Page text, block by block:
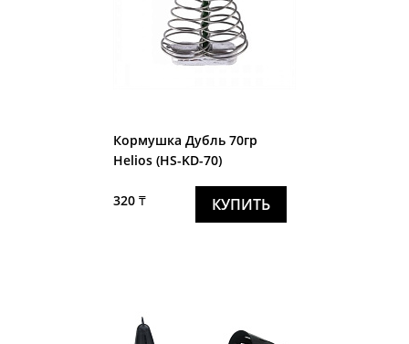
Кормушка Дубль 70гр
Helios (HS-KD-70)
320 ₸ КУПИТЬ